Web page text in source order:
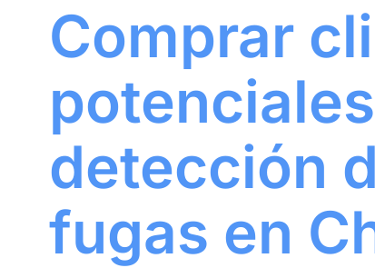
Comprar
detección
fugas en